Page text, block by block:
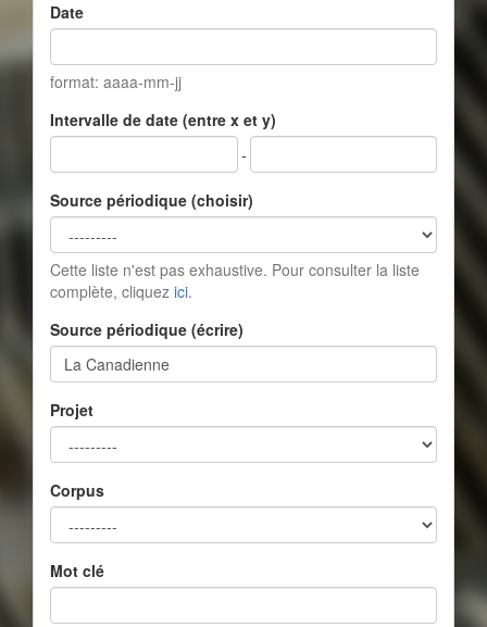
Date
format: aaaa-mm-jj
Intervalle de date (entre x et y)
-
Source périodique (choisir)
Cette liste n'est pas exhaustive. Pour consulter la liste
complète, cliquez ici.
Source périodique (écrire)
Projet
Corpus
Mot clé